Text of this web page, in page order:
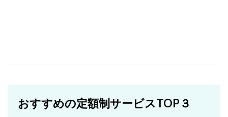
おすすめの定額制サービスTOP３